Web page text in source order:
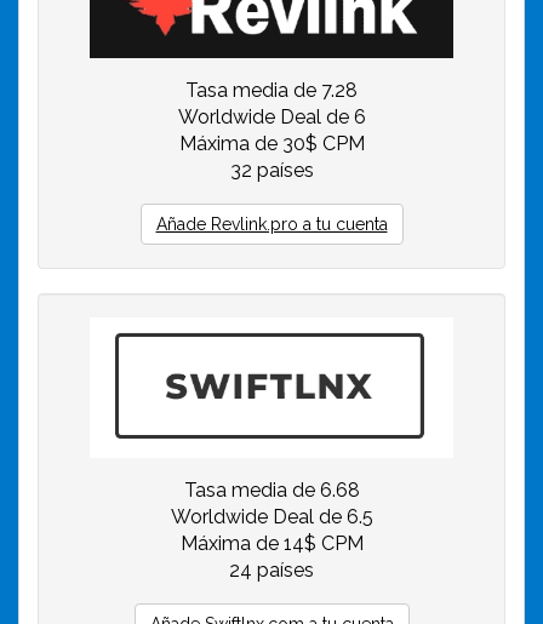
Tasa media de 7.28
Worldwide Deal de 6
Máxima de 30$ CPM
32 países
Añade Revlink.pro a tu cuenta
Tasa media de 6.68
Worldwide Deal de 6.5
Máxima de 14$ CPM
24 países